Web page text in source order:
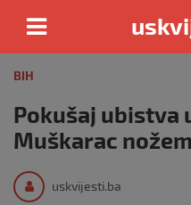
content
BIH
Pokušaj ubistva
Muškarac
uskvijesti.ba